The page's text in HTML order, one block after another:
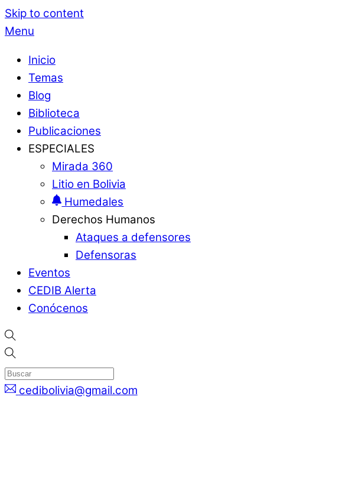
Skip to content
Menu
Inicio
Temas
Blog
Biblioteca
Publicaciones
ESPECIALES
Mirada 360
Litio en Bolivia
Humedales
Derechos Humanos
Ataques a defensores
Defensoras
Eventos
CEDIB Alerta
Conócenos
cedibolivia@gmail.com